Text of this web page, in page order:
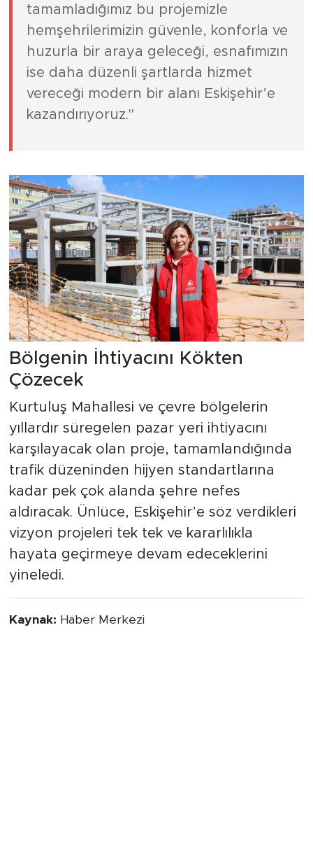
tamamladığımız bu projemizle
hemşehrilerimizin güvenle, konforla ve
huzurla bir araya geleceği, esnafımızın
ise daha düzenli şartlarda hizmet
vereceği modern bir alanı Eskişehir’e
kazandırıyoruz."
Bölgenin İhtiyacını Kökten
Çözecek
Kurtuluş Mahallesi ve çevre bölgelerin
yıllardır süregelen pazar yeri ihtiyacını
karşılayacak olan proje, tamamlandığında
trafik düzeninden hijyen standartlarına
kadar pek çok alanda şehre nefes
aldıracak. Ünlüce, Eskişehir’e söz verdikleri
vizyon projeleri tek tek ve kararlılıkla
hayata geçirmeye devam edeceklerini
yineledi.
Kaynak: Haber Merkezi